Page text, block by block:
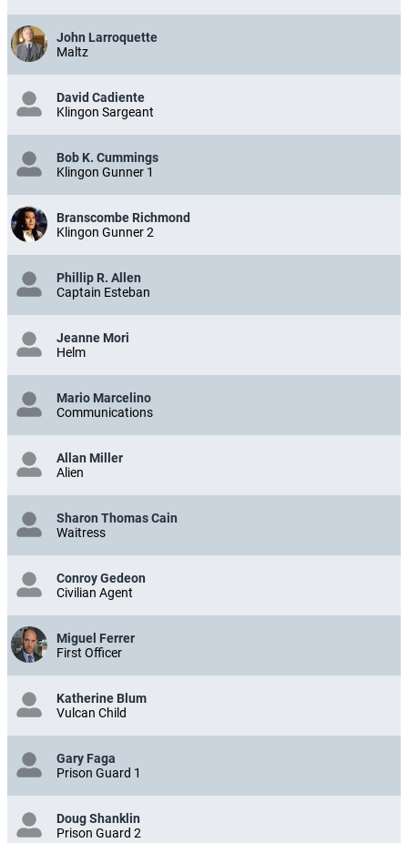
John Larroquette
Maltz
David Cadiente
Klingon Sargeant
Bob K. Cummings
Klingon Gunner 1
Branscombe Richmond
Klingon Gunner 2
Phillip R. Allen
Captain Esteban
Jeanne Mori
Helm
Mario Marcelino
Communications
Allan Miller
Alien
Sharon Thomas Cain
Waitress
Conroy Gedeon
Civilian Agent
Miguel Ferrer
First Officer
Katherine Blum
Vulcan Child
Gary Faga
Prison Guard 1
Doug Shanklin
Prison Guard 2